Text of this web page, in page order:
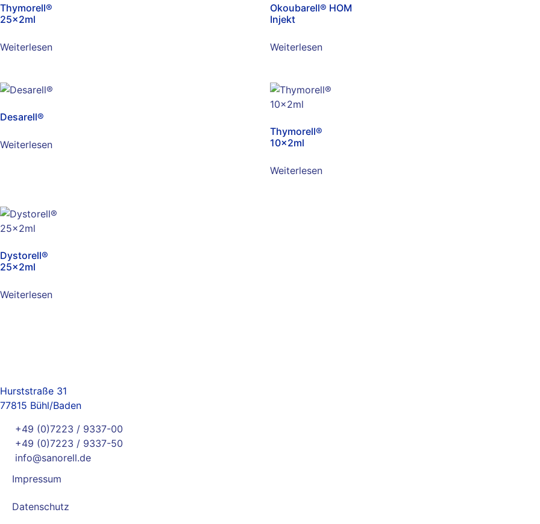
Thymorell®
25x2ml
Weiterlesen
Okoubarell® HOM
Injekt
Weiterlesen
Desarell®
Weiterlesen
Thymorell®
10x2ml
Weiterlesen
Dystorell®
25x2ml
Weiterlesen
Hurststraße 31
77815 Bühl/Baden
+49 (0)7223 / 9337-00
+49 (0)7223 / 9337-50
info@sanorell.de
Impressum
Datenschutz